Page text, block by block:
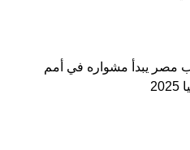
مصر يبدأ مشواره في أمم